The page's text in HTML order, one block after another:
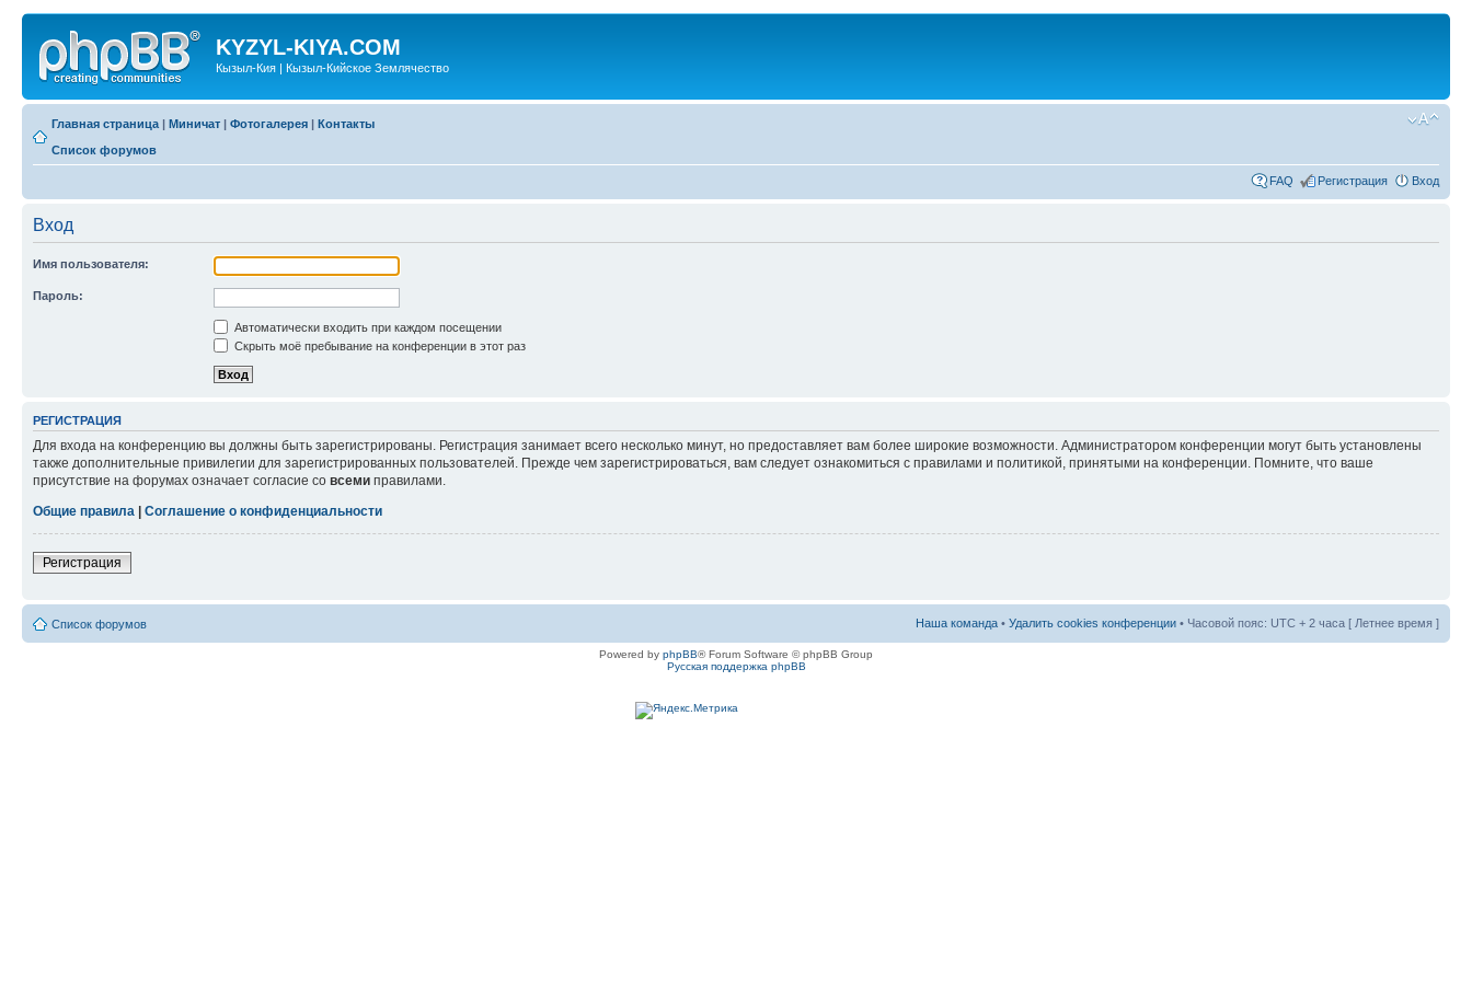
KYZYL-KIYA.COM
Кызыл-Кия | Кызыл-Кийское Землячество
Главная страница | Миничат | Фотогалерея | Контакты
Список форумов
FAQ Регистрация Вход
Вход
Имя пользователя:
Пароль:
Автоматически входить при каждом посещении
Скрыть моё пребывание на конференции в этот раз
РЕГИСТРАЦИЯ
Для входа на конференцию вы должны быть зарегистрированы. Регистрация занимает всего несколько минут, но предоставляет вам более широкие возможности. Администратором конференции могут быть установлены
также дополнительные привилегии для зарегистрированных пользователей. Прежде чем зарегистрироваться, вам следует ознакомиться с правилами и политикой, принятыми на конференции. Помните, что ваше
присутствие на форумах означает согласие со всеми правилами.
Общие правила
Соглашение о конфиденциальности
Регистрация
Список форумов Наша команда • Удалить cookies конференции • Часовой пояс: UTC + 2 часа [ Летнее время ]
Powered by phpBB® Forum Software © phpBB Group
Русская поддержка phpBB